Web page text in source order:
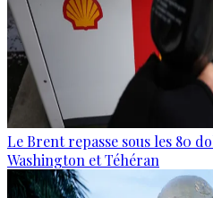
Le Brent repasse sous les 80
Washington et Téhéran